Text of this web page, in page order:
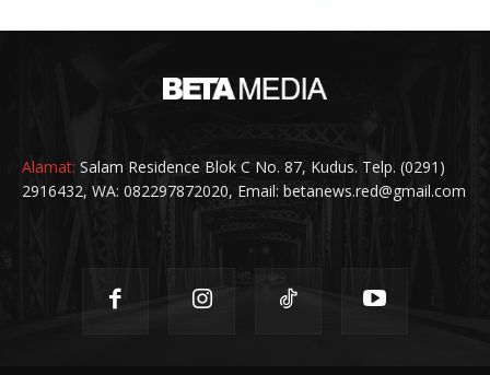
Alamat: Salam Residence Blok C No. 87, Kudus. Telp. (0291)
2916432, WA: 082297872020, Email: betanews.red@gmail.com